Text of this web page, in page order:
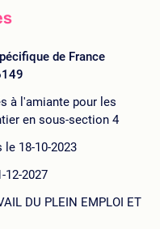
de France
à l'amiante pour les
en sous-section 4
18-10-2023
12-2027
DU PLEIN EMPLOI ET